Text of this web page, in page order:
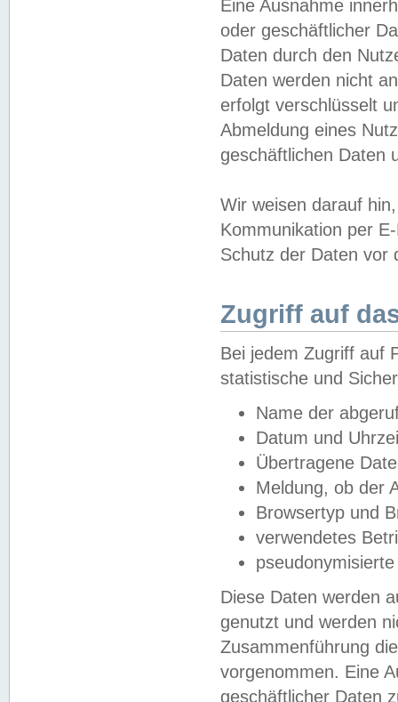
Eine Ausnahme
oder geschäftlicher
Daten durch den
Daten werden nicht
erfolgt verschlüsselt
Abmeldung eines
geschäftlichen Daten
Wir weisen darauf
Kommunikation per
Schutz der Daten vor
Zugriff auf
Bei jedem Zugriff auf
statistische und
Name der
Datum und
Übertragene
Meldung, ob der
Browsertyp und
verwendetes
Diese Daten werden
genutzt und werden
Zusammenführung
vorgenommen. Eine
geschäftlicher Daten